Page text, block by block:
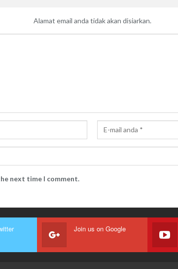
Alamat email anda tidak akan disiarkan.
next time I comment.
Join us on Google